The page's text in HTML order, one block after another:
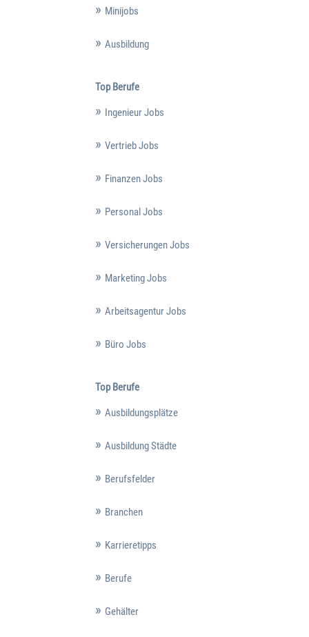
Minijobs
Ausbildung
Top Berufe
Ingenieur Jobs
Vertrieb Jobs
Finanzen Jobs
Personal Jobs
Versicherungen Jobs
Marketing Jobs
Arbeitsagentur Jobs
Büro Jobs
Top Berufe
Ausbildungsplätze
Ausbildung Städte
Berufsfelder
Branchen
Karrieretipps
Berufe
Gehälter